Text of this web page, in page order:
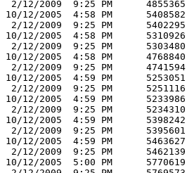
2/12/2009  9:25 PM      4855365
10/12/2005  4:58 PM      5408582
2/12/2009  9:25 PM      5402295
10/12/2005  4:58 PM      5310926
2/12/2009  9:25 PM      5303480
10/12/2005  4:58 PM      4768840
2/12/2009  9:25 PM      4741594
10/12/2005  4:59 PM      5253051
2/12/2009  9:25 PM      5251116
10/12/2005  4:59 PM      5233986
2/12/2009  9:25 PM      5234310
10/12/2005  4:59 PM      5398242
2/12/2009  9:25 PM      5395601
10/12/2005  4:59 PM      5463627
2/12/2009  9:25 PM      5462139
10/12/2005  5:00 PM      5770619